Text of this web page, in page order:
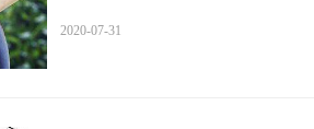
2020-07-31